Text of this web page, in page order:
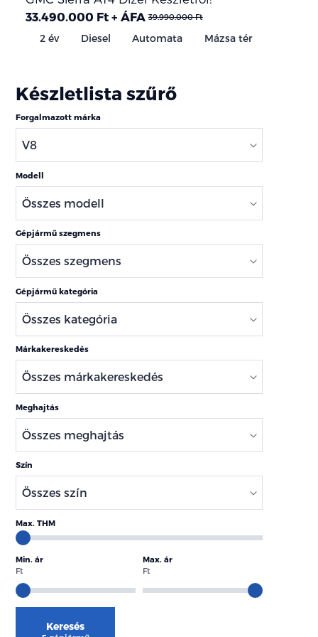
Készletlista szűrő
Forgalmazott márka
Modell
Gépjármű szegmens
Gépjármű kategória
Márkakereskedés
Meghajtás
Szín
Max. THM
Min. ár
Ft
Max. ár
Ft
Keresés
33.490.000 Ft + ÁFA 39.990.000 Ft
2 év Diesel Automata Mázsa tér